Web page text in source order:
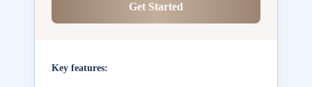
Get Started
Key features: